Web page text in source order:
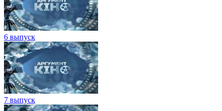
6 выпуск
7 выпуск